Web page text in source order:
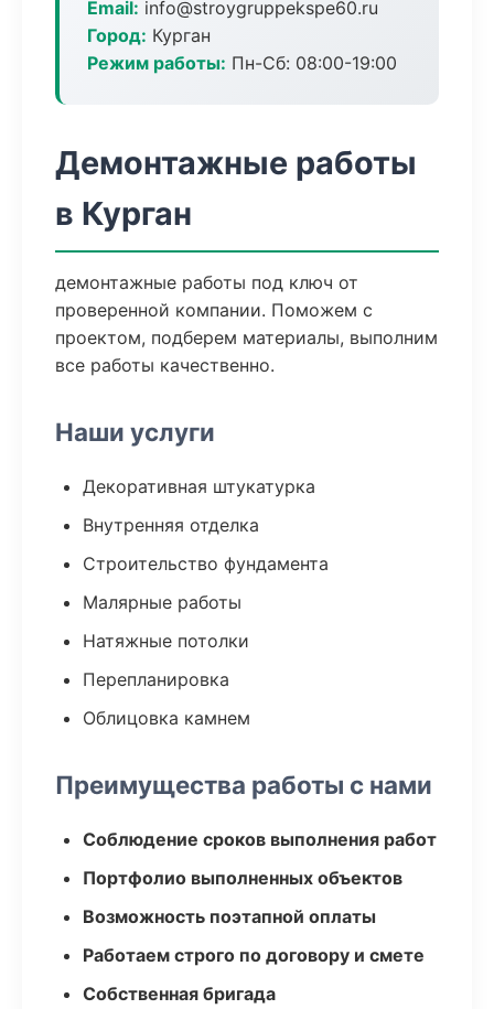
Email: info@stroygruppekspe60.ru
Город: Курган
Режим работы: Пн-Сб: 08:00-19:00
Демонтажные работы
в Курган
демонтажные работы под ключ от
проверенной компании. Поможем с
проектом, подберем материалы, выполним
все работы качественно.
Наши услуги
Декоративная штукатурка
Внутренняя отделка
Строительство фундамента
Малярные работы
Натяжные потолки
Перепланировка
Облицовка камнем
Преимущества работы с нами
Соблюдение сроков выполнения работ
Портфолио выполненных объектов
Возможность поэтапной оплаты
Работаем строго по договору и смете
Собственная бригада